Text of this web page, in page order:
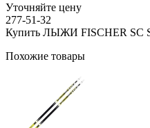
Уточняйте цену
277-51-32
Купить ЛЫЖИ FISCHER SC
Похожие товары